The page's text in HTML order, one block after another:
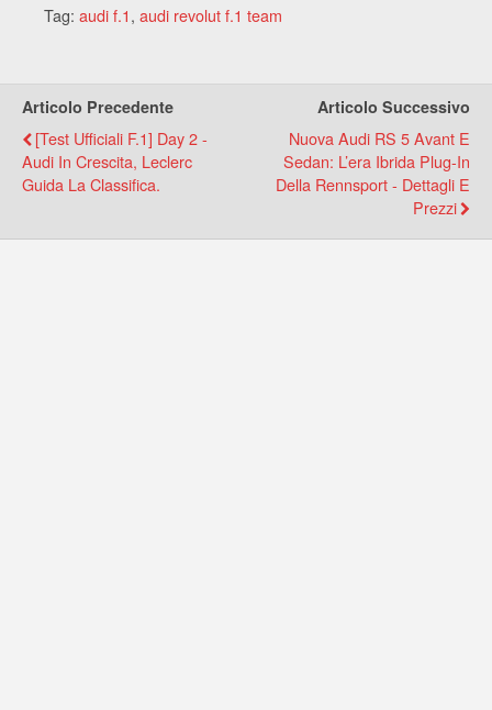
Tag: audi f.1, audi revolut f.1 team
Articolo Precedente
[Test Ufficiali F.1] Day 2 -
Audi In Crescita, Leclerc
Guida La Classifica.
Articolo Successivo
Nuova Audi RS 5 Avant E
Sedan: L’era Ibrida Plug-In
Della Rennsport - Dettagli E
Prezzi